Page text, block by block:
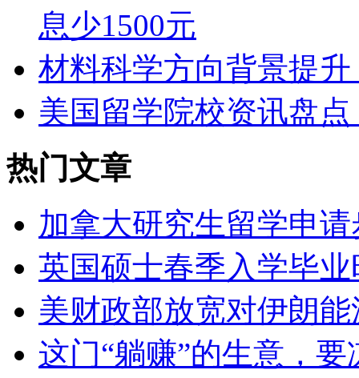
息少1500元
材料科学方向背景提
美国留学院校资讯盘
热门文章
加拿大研究生留学申请
英国硕士春季入学毕业
美财政部放宽对伊朗
这门“躺赚”的生意，要